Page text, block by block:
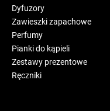
Dyfuzory
Zawieszki zapachowe
Perfumy
Pianki do kąpieli
Zestawy prezentowe
Ręczniki